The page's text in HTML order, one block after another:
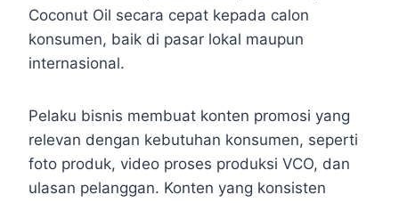
Coconut Oil secara cepat kepada calon
konsumen, baik di pasar lokal maupun
internasional.
Pelaku bisnis membuat konten promosi yang
relevan dengan kebutuhan konsumen, seperti
foto produk, video proses produksi VCO, dan
ulasan pelanggan. Konten yang konsisten